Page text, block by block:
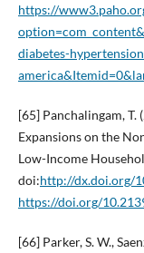
https://
diabetes-
[65] Panchalingam,
Expansions on the
Low-Income
doi:http://dx.doi.org/
https://doi.org/
[66] Parker, S. W.,